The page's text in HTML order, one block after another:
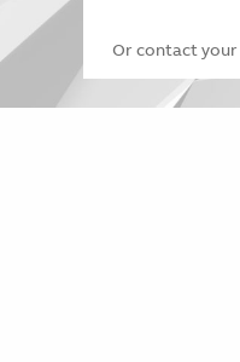
Or contact your